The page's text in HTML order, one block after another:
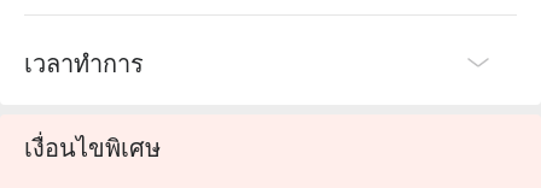
🥤 特色飲品
เวลาทำการ
เงื่อนไขพิเศษ